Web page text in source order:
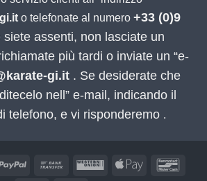
o telefonate al numero +33 (0)9
siete assenti, non lasciate un
più tardi o inviate un “e-
gi.it . Se desiderate che
nell” e-mail, indicando il
telefono, e vi risponderemo .
PayPal
Bonifico Western Apple